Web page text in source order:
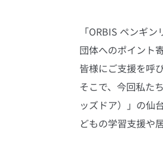
「ORBIS ペンギ
団体へのポイント
皆様にご支援を呼
そこで、今回私た
ッズドア）」の仙
どもの学習支援や